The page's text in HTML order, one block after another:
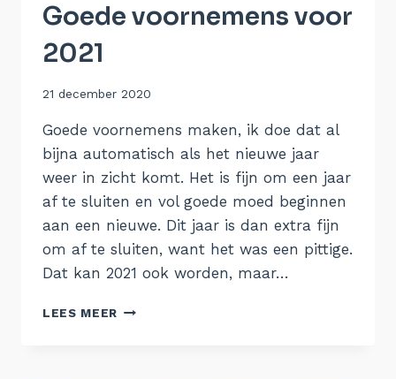
Goede voornemens voor
2021
Door
21 december 2020
Goede voornemens maken, ik doe dat al
bijna automatisch als het nieuwe jaar
weer in zicht komt. Het is fijn om een jaar
af te sluiten en vol goede moed beginnen
aan een nieuwe. Dit jaar is dan extra fijn
om af te sluiten, want het was een pittige.
Dat kan 2021 ook worden, maar…
LEES MEER GOEDE